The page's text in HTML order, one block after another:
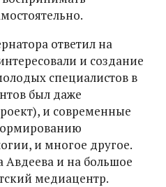
ответил на
и создание
специалистов в
был даже
и современные
и многое другое.
Авдеева и на большое
медиацентр.